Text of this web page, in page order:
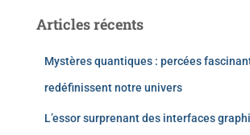
Articles récents
Mystères quantiques : percées
redéfinissent notre univers
L’essor surprenant des interfaces